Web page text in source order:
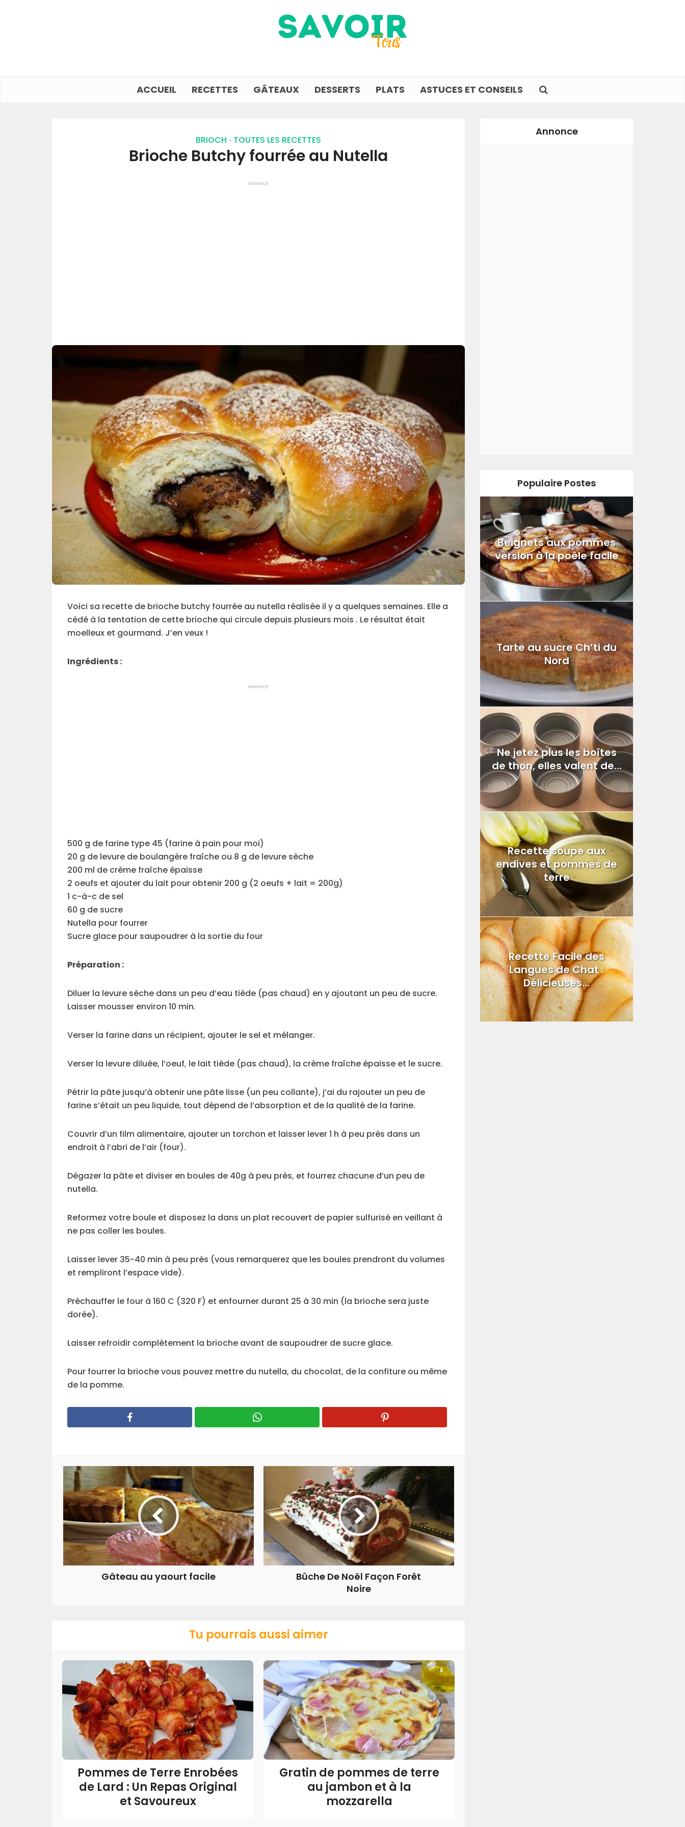
ACCUEIL RECETTES GÂTEAUX DESSERTS PLATS ASTUCES ET CONSEILS
BRIOCH • TOUTES LES RECETTES
Brioche Butchy fourrée au Nutella
ANNONCE
Voici sa recette de brioche butchy fourrée au nutella réalisée il y a quelques semaines. Elle a
cédé à la tentation de cette brioche qui circule depuis plusieurs mois . Le résultat était
moelleux et gourmand. J’en veux !
Ingrédients :
ANNONCE
500 g de farine type 45 (farine à pain pour moi)
20 g de levure de boulangère fraîche ou 8 g de levure sèche
200 ml de crème fraîche épaisse
2 oeufs et ajouter du lait pour obtenir 200 g (2 oeufs + lait = 200g)
1 c-à-c de sel
60 g de sucre
Nutella pour fourrer
Sucre glace pour saupoudrer à la sortie du four
Préparation :
Diluer la levure sèche dans un peu d’eau tiède (pas chaud) en y ajoutant un peu de sucre.
Laisser mousser environ 10 min.
Verser la farine dans un récipient, ajouter le sel et mélanger.
Verser la levure diluée, l’oeuf, le lait tiède (pas chaud), la crème fraîche épaisse et le sucre.
Pétrir la pâte jusqu’à obtenir une pâte lisse (un peu collante), j’ai du rajouter un peu de
farine s’était un peu liquide, tout dépend de l’absorption et de la qualité de la farine.
Couvrir d’un film alimentaire, ajouter un torchon et laisser lever 1 h à peu près dans un
endroit à l’abri de l’air (four).
Dégazer la pâte et diviser en boules de 40g à peu près, et fourrez chacune d’un peu de
nutella.
Reformez votre boule et disposez la dans un plat recouvert de papier sulfurisé en veillant à
ne pas coller les boules.
Laisser lever 35-40 min à peu prés (vous remarquerez que les boules prendront du volumes
et rempliront l’espace vide).
Préchauffer le four à 160 C (320 F) et enfourner durant 25 à 30 min (la brioche sera juste
dorée).
Laisser refroidir complètement la brioche avant de saupoudrer de sucre glace.
Pour fourrer la brioche vous pouvez mettre du nutella, du chocolat, de la confiture ou même
de la pomme.
Gâteau au yaourt facile
Bûche De Noël Façon Forêt
Noire
Tu pourrais aussi aimer
Pommes de Terre Enrobées
de Lard : Un Repas Original
et Savoureux
Gratin de pommes de terre
au jambon et à la
mozzarella
Annonce
Populaire Postes
Beignets aux pommes
version à la poêle facile
Tarte au sucre Ch’ti du
Nord
Ne jetez plus les boîtes
de thon, elles valent de...
Recette soupe aux
endives et pommes de
terre
Recette Facile des
Langues de Chat :
Délicieuses...